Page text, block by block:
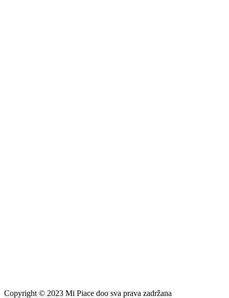
Copyright © 2023 Mi Piace doo sva prava zadržana